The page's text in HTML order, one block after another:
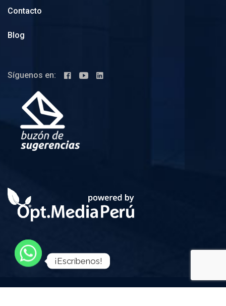
Contacto
Blog
Síguenos en:
¡Escríbenos!